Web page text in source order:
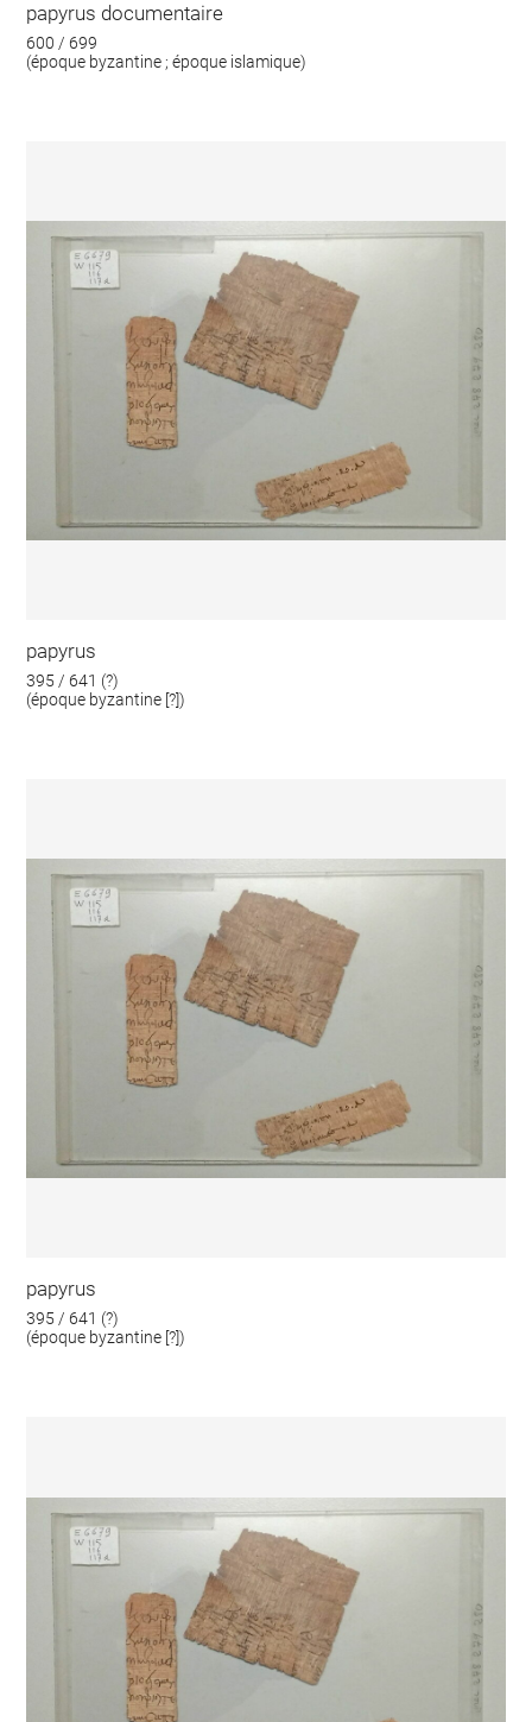
papyrus documentaire
600 / 699
(époque byzantine ; époque islamique)
papyrus
395 / 641 (?)
(époque byzantine [?])
papyrus
395 / 641 (?)
(époque byzantine [?])